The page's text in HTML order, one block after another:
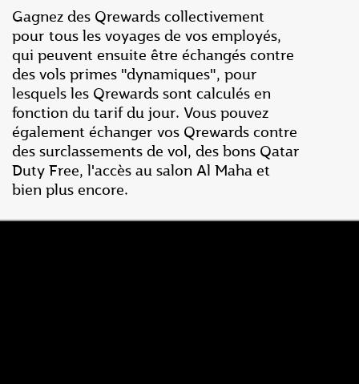
Gagnez des Qrewards collectivement
pour tous les voyages de vos employés,
qui peuvent ensuite être échangés contre
des vols primes "dynamiques", pour
lesquels les Qrewards sont calculés en
fonction du tarif du jour. Vous pouvez
également échanger vos Qrewards contre
des surclassements de vol, des bons Qatar
Duty Free, l'accès au salon Al Maha et
bien plus encore.